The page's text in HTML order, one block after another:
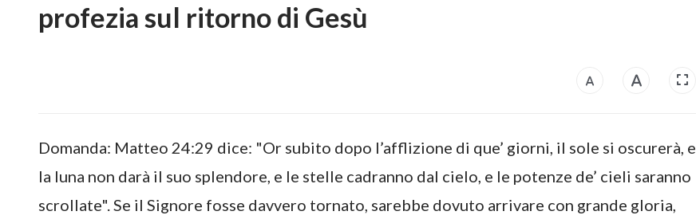
profezia sul ritorno di Gesù
Domanda: Matteo 24:29 dice: "Or subito dopo l’afflizione di que’ giorni, il sole si oscurerà, e
la luna non darà il suo splendore, e le stelle cadranno dal cielo, e le potenze de’ cieli saranno
scrollate". Se il Signore fosse davvero tornato, sarebbe dovuto arrivare con grande gloria,